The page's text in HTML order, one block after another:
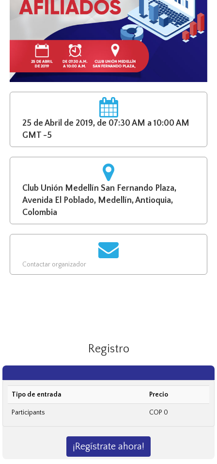
25 de Abril de 2019, de 07:30 AM a 10:00 AM
GMT -5
Club Unión Medellín San Fernando Plaza,
Avenida El Poblado, Medellín, Antioquia,
Colombia
Contactar organizador
Registro
Tipo de entrada Precio
Participants COP 0
¡Regístrate ahora!